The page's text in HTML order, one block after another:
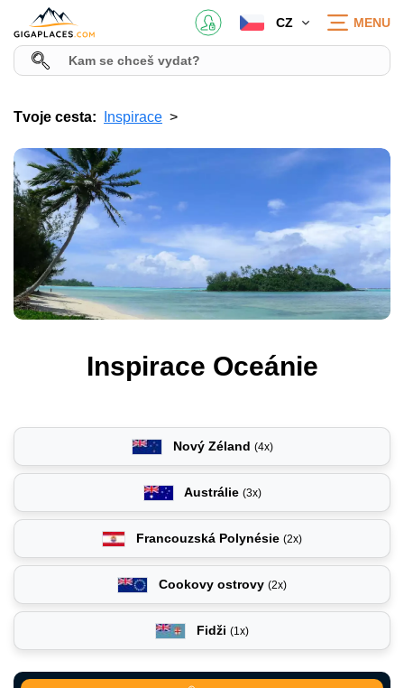
CZ MENU
Tvoje cesta: Inspirace
Inspirace Oceánie
Nový Zéland (4x)
Austrálie (3x)
Francouzská Polynésie (2x)
Cookovy ostrovy (2x)
Fidži (1x)